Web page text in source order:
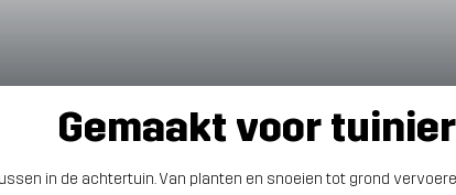
Gemaakt voor
in de achtertuin. Van planten en snoeien tot grond